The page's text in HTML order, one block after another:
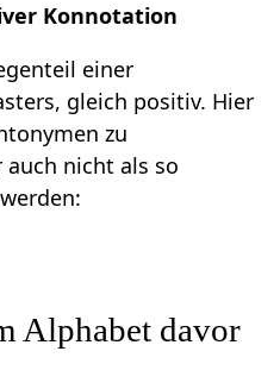
Konnotation
einer
gleich positiv. Hier
zu
nicht als so
Alphabet davor